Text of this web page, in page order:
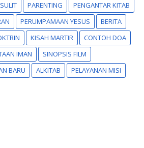
PARENTING
PENGANTAR KITAB
PERUMPAMAAN YESUS
BERITA
KISAH MARTIR
CONTOH DOA
IMAN
SINOPSIS FILM
BARU
ALKITAB
PELAYANAN MISI